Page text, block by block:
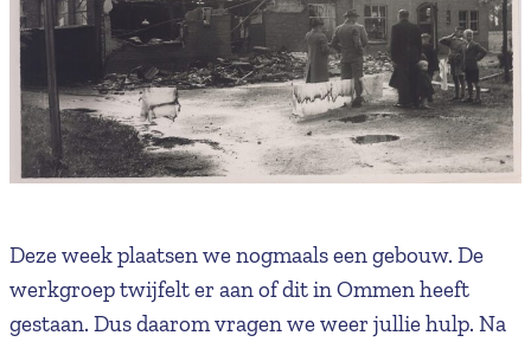
Deze week plaatsen we nogmaals een gebouw. De
werkgroep twijfelt er aan of dit in Ommen heeft
gestaan. Dus daarom vragen we weer jullie hulp. Na